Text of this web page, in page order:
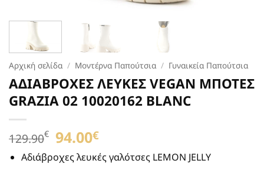
Αρχική σελίδα / Μοντέρνα Παπούτσια / Γυναικεία Παπούτσια
ΑΔΙΑΒΡΟΧEΣ ΛΕΥΚΕΣ VEGAN ΜΠΟΤΕΣ
GRAZIA 02 10020162 BLANC
129.90€ Original
price
was:
94.00€Η
τιμή
Αδιάβροχες λευκές γαλότσες LEMON JELLY